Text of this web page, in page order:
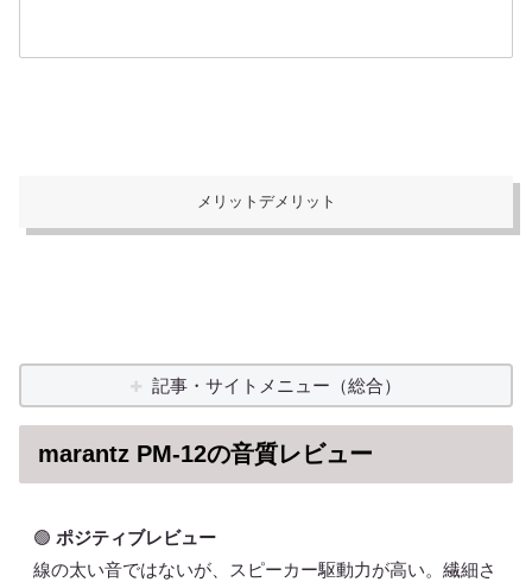
メリットデメリット
記事・サイトメニュー（総合）
marantz PM-12の音質レビュー
🟢 ポジティブレビュー
線の太い音ではないが、スピーカー駆動力が高い。繊細さ